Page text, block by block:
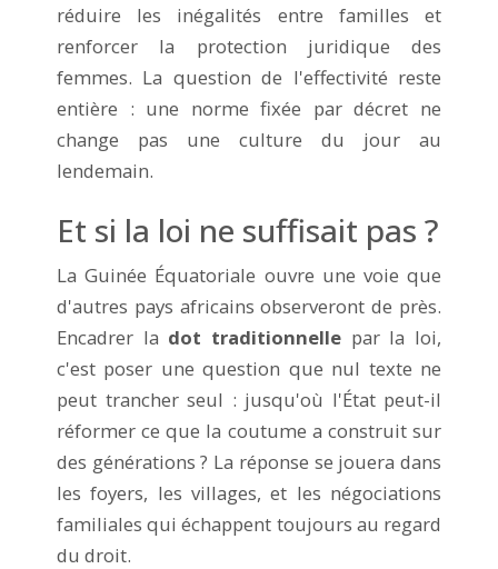
réduire les inégalités entre familles et
renforcer la protection juridique des
femmes. La question de l'effectivité reste
entière : une norme fixée par décret ne
change pas une culture du jour au
lendemain.
Et si la loi ne suffisait pas ?
La Guinée Équatoriale ouvre une voie que
d'autres pays africains observeront de près.
Encadrer la dot traditionnelle par la loi,
c'est poser une question que nul texte ne
peut trancher seul : jusqu'où l'État peut-il
réformer ce que la coutume a construit sur
des générations ? La réponse se jouera dans
les foyers, les villages, et les négociations
familiales qui échappent toujours au regard
du droit.